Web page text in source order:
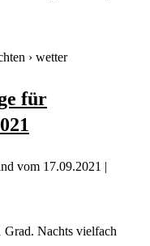
› wetter
für
vom 17.09.2021 |
Nachts vielfach